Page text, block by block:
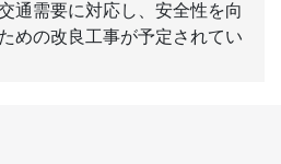
通需要に対応し、安全性を向
めの改良工事が予定されてい